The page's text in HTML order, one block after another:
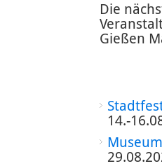
Die
Gießen
14.-